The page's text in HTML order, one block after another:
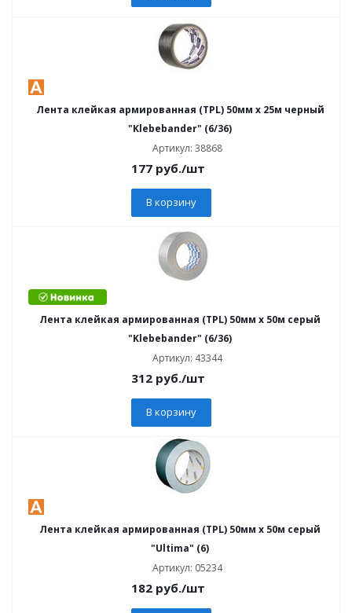
Лента клейкая армированная (TPL) 50мм х 25м черный
"Klebebander" (6/36)
Артикул: 38868
177 руб./шт
В корзину
Лента клейкая армированная (TPL) 50мм х 50м серый
"Klebebander" (6/36)
Артикул: 43344
312 руб./шт
В корзину
Лента клейкая армированная (TPL) 50мм х 50м серый
"Ultima" (6)
Артикул: 05234
182 руб./шт